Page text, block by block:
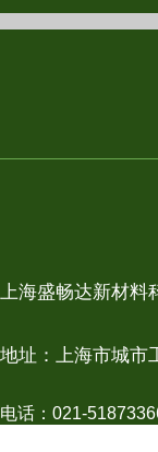
地址：上海市城市
上海盛畅达新材料
电话：021-